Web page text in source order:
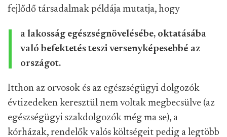
fejlődő társadalmak példája mutatja, hogy
a lakosság egészségnövelésébe, oktatásába
való befektetés teszi versenyképesebbé az
országot.
Itthon az orvosok és az egészségügyi dolgozók
évtizedeken keresztül nem voltak megbecsülve (az
egészségügyi szakdolgozók még ma se), a
kórházak, rendelők valós költségeit pedig a legtöbb